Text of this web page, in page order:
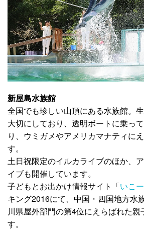
新屋島水族館
全国でも珍しい山頂にある水族館。
大切にしており、透明ボートに乗っ
り、ウミガメやアメリカマナティに
す。
土日祝限定のイルカライブのほか、
イブも開催しています。
子どもとお出かけ情報サイト「いこ
キング2016にて、中国・四国地方水
川県屋外部門の第4位にえらばれた
す。